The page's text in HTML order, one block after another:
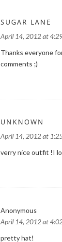
SUGAR LANE
April 14, 2012 at
Thanks everyone
comments ;)
UNKNOWN
April 14, 2012 at
verry nice outfit !I
Anonymous
April 14, 2012 at
pretty hat!